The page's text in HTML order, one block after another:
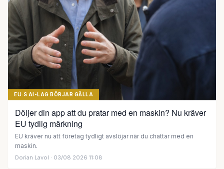
EU:S AI-LAG BÖRJAR GÄLLA
Döljer din app att du pratar med en maskin? Nu kräver
EU tydlig märkning
EU kräver nu att företag tydligt avslöjar när du chattar med en
maskin.
Dorian Lavol · 03/08 2026 11:08